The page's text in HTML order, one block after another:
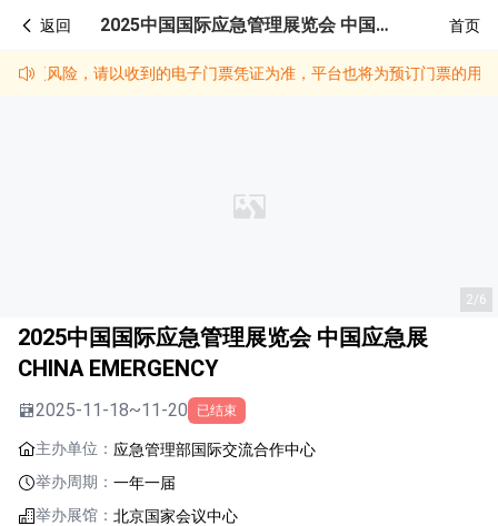
返回 2025中国国际应急管理展览会 中国应急展 CHINA EMERGENCY 首页
更风险，请以收到的电子门票凭证为准，平台也将为预订门票的用户
2/6
2025中国国际应急管理展览会 中国应急展
CHINA EMERGENCY
2025-11-18~11-20 已结束
主办单位： 应急管理部国际交流合作中心
举办周期： 一年一届
举办展馆： 北京国家会议中心